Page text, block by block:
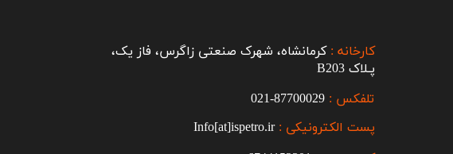
کارخانه : کرمانشاه، شهرک صنعتی زاگرس، فاز یک،
پـلاک B203​​​​​​​
پست الکترونیکی :Info[at]ispetro.ir
تلفکس : 87700029-021​​​​​​​